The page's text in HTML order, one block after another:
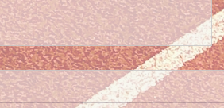
Winterkalender wedstrijden
seizoen 2025-2026